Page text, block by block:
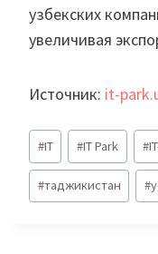
узбекских
увеличивая
Источник: it-
Метки
записи:
#IT #IT Park #
#таджикистан #